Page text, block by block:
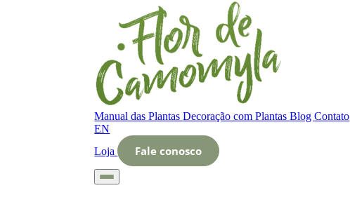
Manual das PlantasDecoração com PlantasBlogContato
EN
Loja
Fale conosco